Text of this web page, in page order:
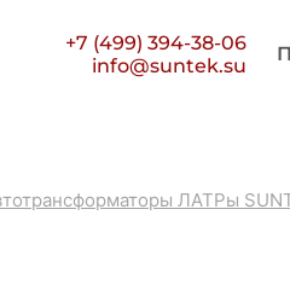
+7 (499) 394-38-06
info@suntek.su
ЛАТРы